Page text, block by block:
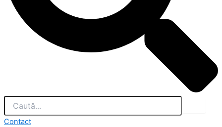
Contact